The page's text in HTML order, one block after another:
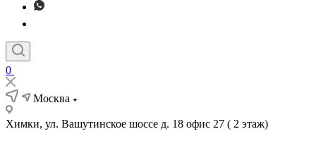
0
Москва
Химки, ул. Вашутинское шоссе д. 18 офис 27 ( 2 этаж)